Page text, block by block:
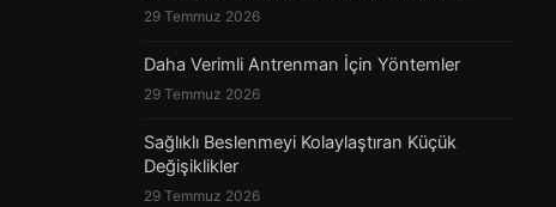
29 Temmuz 2026
Daha Verimli Antrenman İçin Yöntemler
29 Temmuz 2026
Sağlıklı Beslenmeyi Kolaylaştıran Küçük
Değişiklikler
29 Temmuz 2026